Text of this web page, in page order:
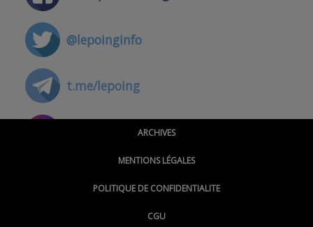
@lepoinginfo
t.me/lepoing
@montpellierpoinginfo
ARCHIVES
MENTIONS LÉGALES
POLITIQUE DE CONFIDENTIALITE
CGU